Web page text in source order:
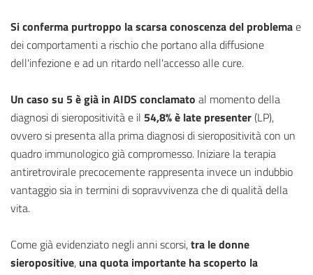
Si conferma purtroppo la scarsa conoscenza del problemae
dei comportamenti a rischio che portano alla diffusione
dell'infezione e ad un ritardo nell'accesso alle cure.
Un caso su 5 è già in AIDS conclamato al momento della
diagnosi di sieropositività e il 54,8% è late presenter(LP),
ovvero si presenta alla prima diagnosi di sieropositività con un
quadro immunologico già compromesso. Iniziare la terapia
antiretrovirale precocemente rappresenta invece un indubbio
vantaggio sia in termini di sopravvivenza che di qualità della
vita.
Come già evidenziato negli anni scorsi,tra le donne
sieropositive, una quota importante ha scoperto la